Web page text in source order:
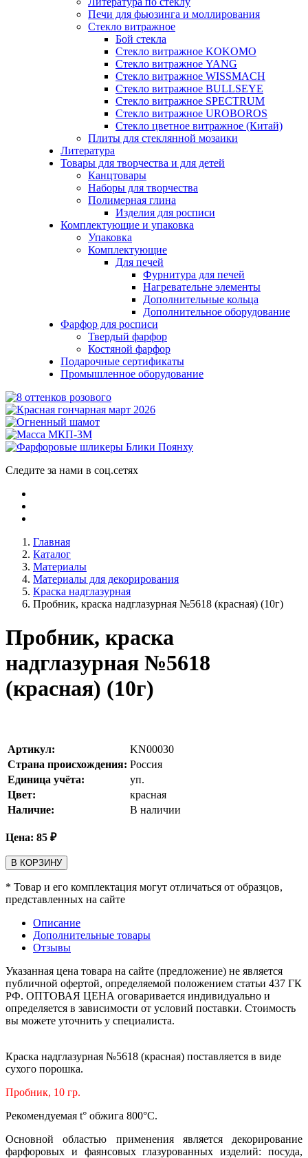
Печи для фьюзинга и моллирования
Стекло витражное
Бой стекла
Стекло витражное KOKOMO
Стекло витражное YANG
Стекло витражное WISSMACH
Стекло витражное BULLSEYE
Стекло витражное SPECTRUM
Стекло витражное UROBOROS
Стекло цветное витражное (Китай)
Плиты для стеклянной мозаики
Литература
Товары для творчества и для детей
Канцтовары
Наборы для творчества
Полимерная глина
Изделия для росписи
Комплектующие и упаковка
Упаковка
Комплектующие
Для печей
Фурнитура для печей
Нагревательне элементы
Дополнительные кольца
Дополнительное оборудование
Фарфор для росписи
Твердый фарфор
Костяной фарфор
Подарочные сертификаты
Промышленное оборудование
Следите за нами в соц.сетях
Главная
Каталог
Материалы
Материалы для декорирования
Краска надглазурная
Пробник, краска надглазурная №5618 (красная) (10г)
Пробник, краска
надглазурная №5618
(красная) (10г)
Артикул:
KN00030
Страна происхождения: Россия
Единица учёта:
уп.
Цвет:
красная
Наличие:
В наличии
Цена: 85 ₽
В КОРЗИНУ
* Товар и его комплектация могут отличаться от образцов,
представленных на сайте
Описание
Дополнительные товары
Отзывы
Указанная цена товара на сайте (предложение) не является
публичной офертой, определяемой положением статьи 437 ГК
РФ. ОПТОВАЯ ЦЕНА оговаривается индивидуально и
определяется в зависимости от условий поставки. Стоимость
вы можете уточнить у специалиста.
Краска надглазурная №5618 (красная) поставляется в виде
сухого порошка.
Пробник, 10 гр.
Рекомендуемая t° обжига 800°С.
Основной областью применения является декорирование
фарфоровых и фаянсовых глазурованных изделий: посуда,